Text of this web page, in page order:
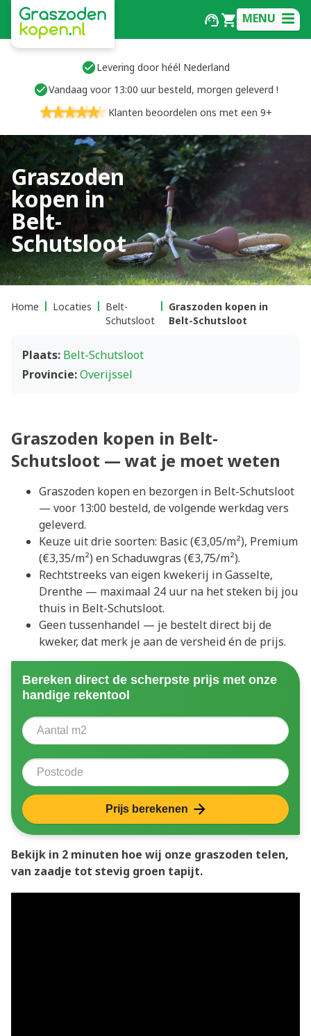
MENU
Levering door héél Nederland
Vandaag voor 13:00 uur besteld, morgen geleverd !
Klanten beoordelen ons met een 9+
Graszoden
kopen in
Belt-
Schutsloot
Home Locaties
Belt-
Schutsloot
Graszoden kopen in
Belt-Schutsloot
Plaats: Belt-Schutsloot
Provincie:Overijssel
Graszoden kopen in Belt-
Schutsloot — wat je moet weten
Graszoden kopen en bezorgen in Belt-Schutsloot
— voor 13:00 besteld, de volgende werkdag vers
geleverd.
Keuze uit drie soorten: Basic (€3,05/m²), Premium
(€3,35/m²) en Schaduwgras (€3,75/m²).
Rechtstreeks van eigen kwekerij in Gasselte,
Drenthe — maximaal 24 uur na het steken bij jou
thuis in Belt-Schutsloot.
Geen tussenhandel — je bestelt direct bij de
kweker, dat merk je aan de versheid én de prijs.
Bereken direct de scherpste prijs met onze
handige rekentool
Aantal vierkante meter
Postcode
Prijs berekenen
Bekijk in 2 minuten hoe wij onze graszoden telen,
van zaadje tot stevig groen tapijt.